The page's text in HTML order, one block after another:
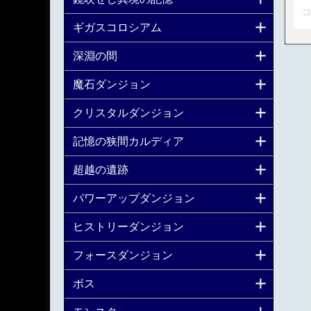
ギガスコロシアム
深淵の間
魔石ダンジョン
クリスタルダンジョン
記憶の狭間カルディア
超越の遺跡
パワーアップダンジョン
ヒストリーダンジョン
フォースダンジョン
ボス